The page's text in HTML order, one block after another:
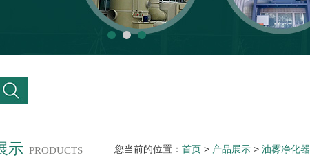
示 PRODUCTS 您当前的位置： 首页 > 产品展示 > 油雾净化器